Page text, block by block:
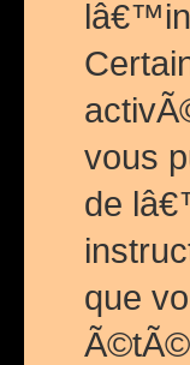
vous
de
que
Ã©tÃ©